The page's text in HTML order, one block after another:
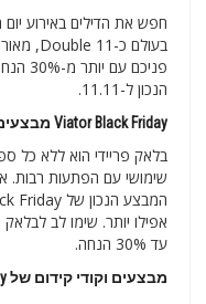
חפש את הדילים באירוע יום
הנכון ל-11.11.
Viator Black Friday מבצעים וקודי קידום
בלאק פריידי הוא ללא כל
אפילו יותר. שימו לב לבלאק
עד 30% הנחה.
מבצעים וקודי קידום של Viator Cyber Monday